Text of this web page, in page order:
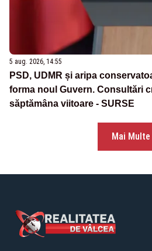
5 aug. 2026, 14:55
PSD, UDMR și aripa
forma noul Guvern. Consultări
săptămâna viitoare - SURSE
Mai Multe